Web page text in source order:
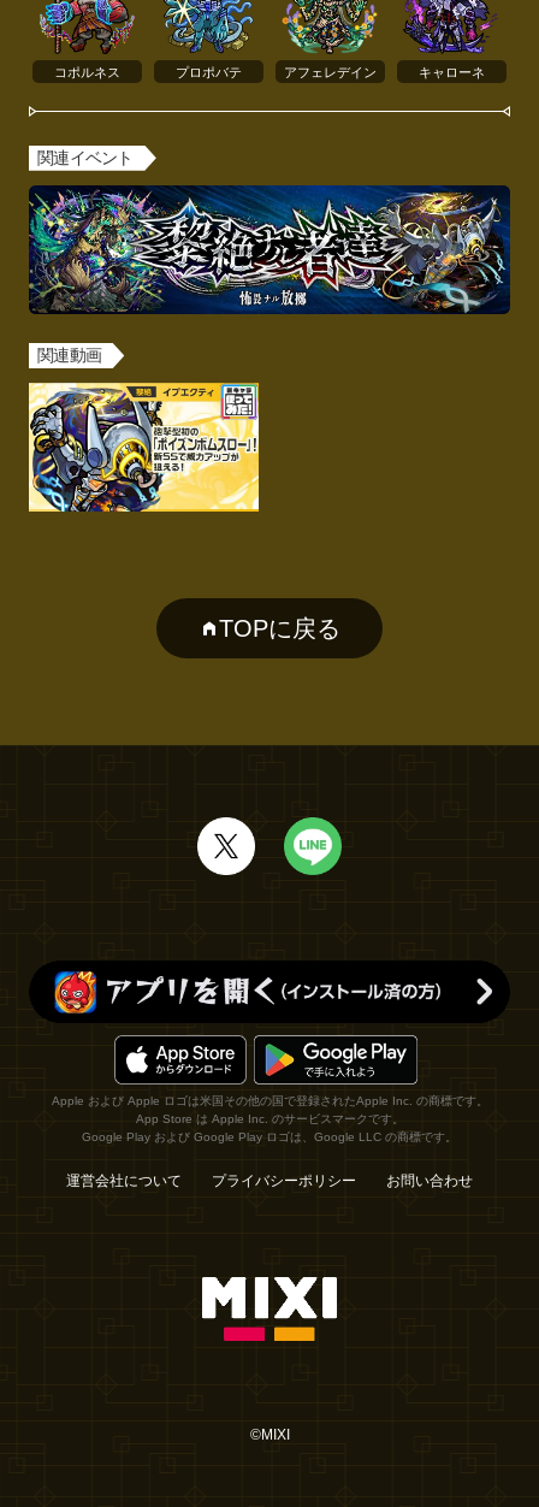
コポルネス プロポバテ アフェレデイン キャローネ
関連イベント
関連動画
TOPに戻る
Apple および Apple ロゴは米国その他の国で登録されたApple Inc. の商標です。
App Store は Apple Inc. のサービスマークです。
Google Play および Google Play ロゴは、Google LLC の商標です。
運営会社について プライバシーポリシー お問い合わせ
©MIXI